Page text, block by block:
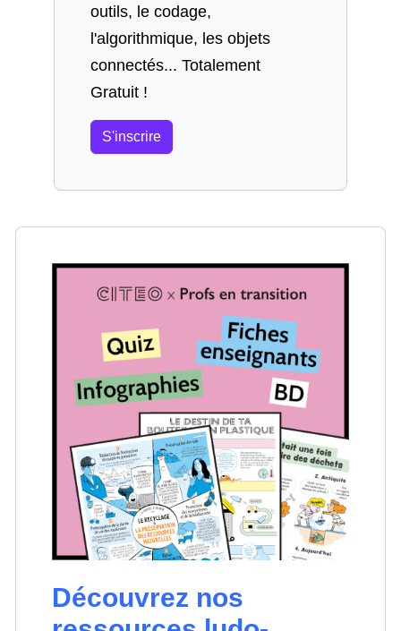
outils, le codage,
l'algorithmique, les objets
connectés... Totalement
Gratuit !
S'inscrire
Découvrez nos